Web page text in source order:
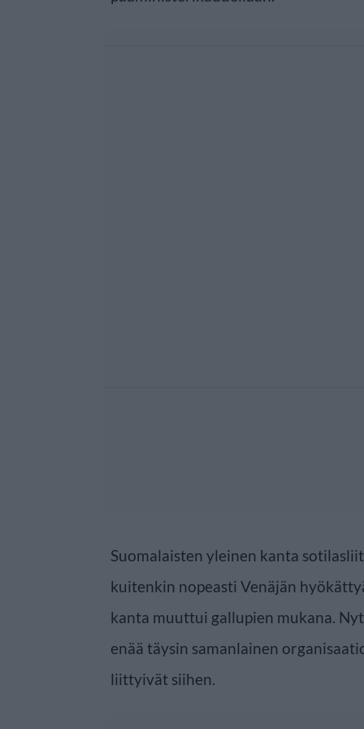
Suomalaisten yleinen kanta
kuitenkin nopeasti Venäjän
kanta muuttui gallupien mukana.
enää täysin samanlainen
liittyivät siihen.